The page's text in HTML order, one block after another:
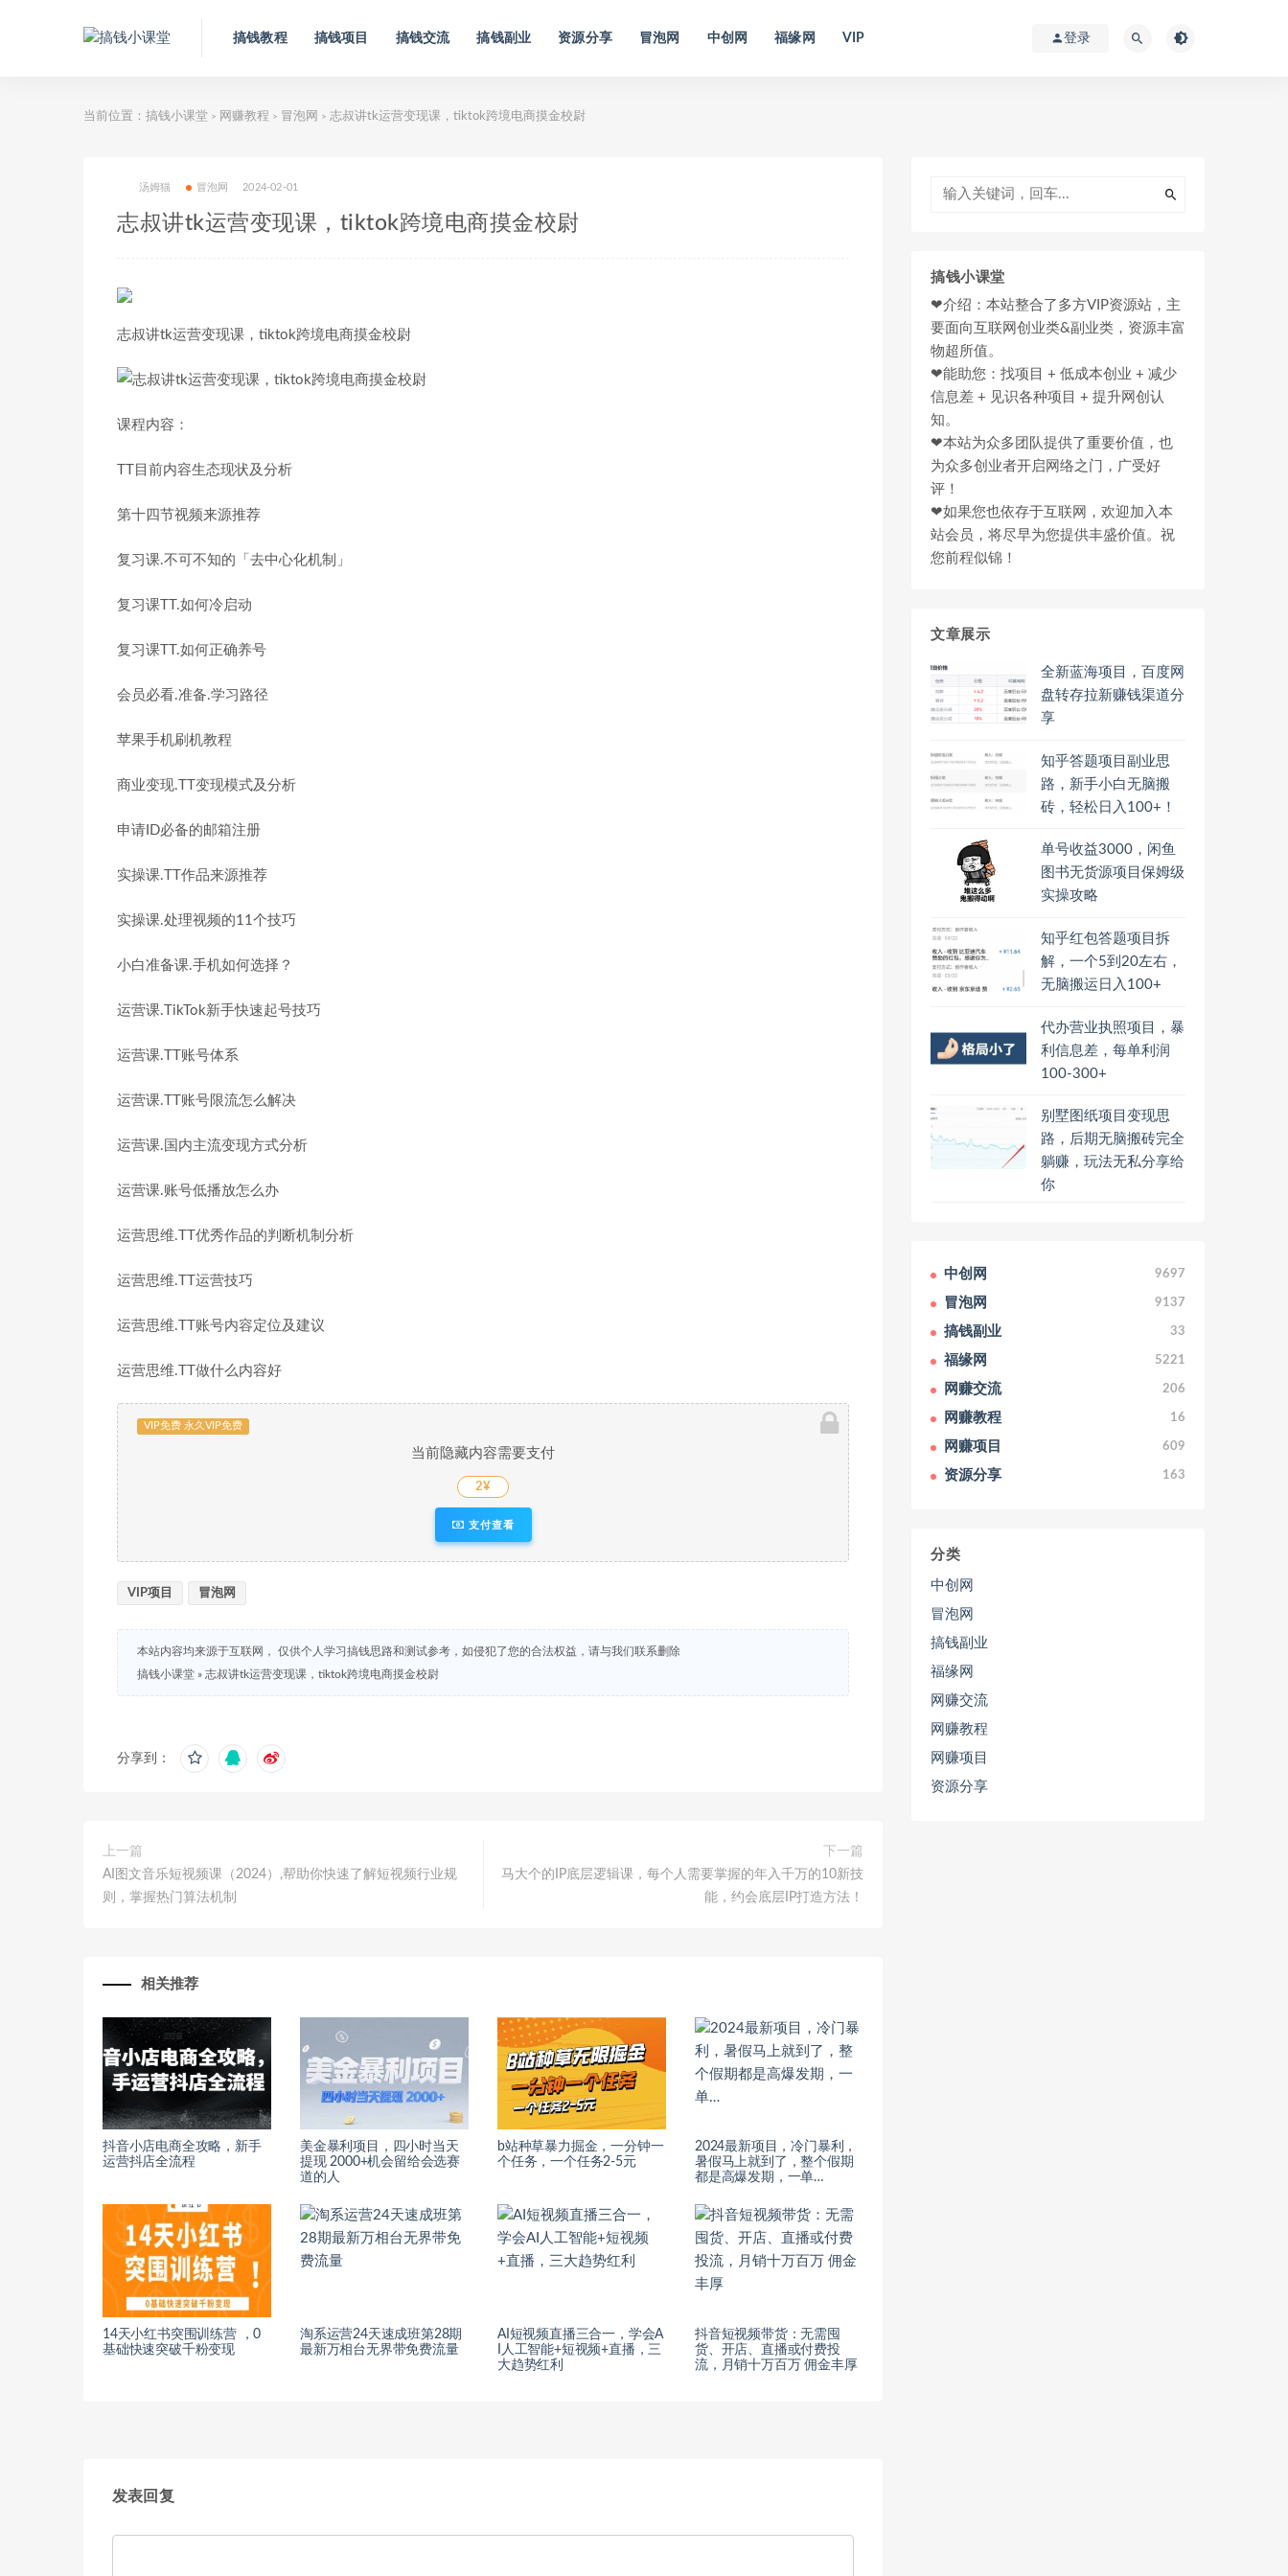
搞钱教程 搞钱项目 搞钱交流 搞钱副业 资源分享 冒泡网 中创网 福缘网 VIP 登录
当前位置： 搞钱小课堂 > 网赚教程 > 冒泡网 > 志叔讲tk运营变现课，tiktok跨境电商摸金校尉
汤姆猫 冒泡网 2024-02-01
志叔讲tk运营变现课，tiktok跨境电商摸金校尉
志叔讲tk运营变现课，tiktok跨境电商摸金校尉
课程内容：
TT目前内容生态现状及分析
第十四节视频来源推荐
复习课.不可不知的「去中心化机制」
复习课TT.如何冷启动
复习课TT.如何正确养号
会员必看.准备.学习路径
苹果手机刷机教程
商业变现.TT变现模式及分析
申请ID必备的邮箱注册
实操课.TT作品来源推荐
实操课.处理视频的11个技巧
小白准备课.手机如何选择？
运营课.TikTok新手快速起号技巧
运营课.TT账号体系
运营课.TT账号限流怎么解决
运营课.国内主流变现方式分析
运营课.账号低播放怎么办
运营思维.TT优秀作品的判断机制分析
运营思维.TT运营技巧
运营思维.TT账号内容定位及建议
运营思维.TT做什么内容好
VIP免费 永久VIP免费
当前隐藏内容需要支付
2¥
支付查看
VIP项目 冒泡网
本站内容均来源于互联网， 仅供个人学习搞钱思路和测试参考，如侵犯了您的合法权益，请与我们联系删除
搞钱小课堂 » 志叔讲tk运营变现课，tiktok跨境电商摸金校尉
分享到：
上一篇
AI图文音乐短视频课（2024）,帮助你快速了解短视频行业规
则，掌握热门算法机制
下一篇
马大个的IP底层逻辑课，​每个人需要掌握的年入千万的10新技
能，约会底层IP打造方法！
相关推荐
抖音小店电商全攻略，新手
运营抖店全流程
美金暴利项目，四小时当天
提现 2000+机会留给会选赛
道的人
b站种草暴力掘金，一分钟一
个任务，一个任务2-5元
2024最新项目，冷门暴利，
暑假马上就到了，整个假期
都是高爆发期，一单…
14天小红书突围训练营 ，0
基础快速突破千粉变现
淘系运营24天速成班第28期
最新万相台无界带免费流量
AI短视频直播三合一，学会A
I人工智能+短视频+直播，三
大趋势红利
抖音短视频带货：无需囤
货、开店、直播或付费投
流，月销十万百万 佣金丰厚
发表回复
搞钱小课堂
❤介绍：本站整合了多方VIP资源站，主
要面向互联网创业类&副业类，资源丰富
物超所值。
❤能助您：找项目 + 低成本创业 + 减少
信息差 + 见识各种项目 + 提升网创认
知。
❤本站为众多团队提供了重要价值，也
为众多创业者开启网络之门，广受好
评！
❤如果您也依存于互联网，欢迎加入本
站会员，将尽早为您提供丰盛价值。祝
您前程似锦！
文章展示
全新蓝海项目，百度网
盘转存拉新赚钱渠道分
享
知乎答题项目副业思
路，新手小白无脑搬
砖，轻松日入100+！
单号收益3000，闲鱼
图书无货源项目保姆级
实操攻略
知乎红包答题项目拆
解，一个5到20左右，
无脑搬运日入100+
代办营业执照项目，暴
利信息差，每单利润
100-300+
别墅图纸项目变现思
路，后期无脑搬砖完全
躺赚，玩法无私分享给
你
中创网 9697
冒泡网 9137
搞钱副业 33
福缘网 5221
网赚交流 206
网赚教程 16
网赚项目 609
资源分享 163
分类
中创网
冒泡网
搞钱副业
福缘网
网赚交流
网赚教程
网赚项目
资源分享